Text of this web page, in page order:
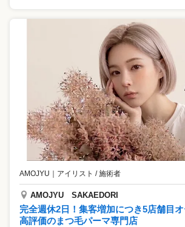
AMOJYU アイリスト / 施術者
AMOJYU SAKAEDORI
完全週休2日！集客増加につき5店舗目
高評価のまつ毛パーマ専門店